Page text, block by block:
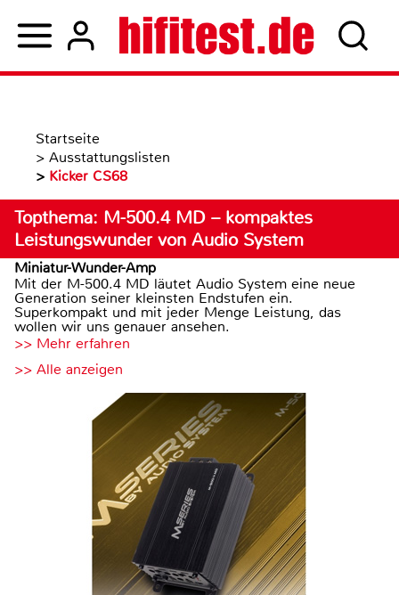
Startseite
> Ausstattungslisten
> Kicker CS68
Topthema: M-500.4 MD – kompaktes
Leistungswunder von Audio System
Miniatur-Wunder-Amp
Mit der M-500.4 MD läutet Audio System eine neue
Generation seiner kleinsten Endstufen ein.
Superkompakt und mit jeder Menge Leistung, das
wollen wir uns genauer ansehen.
>> Mehr erfahren
>> Alle anzeigen